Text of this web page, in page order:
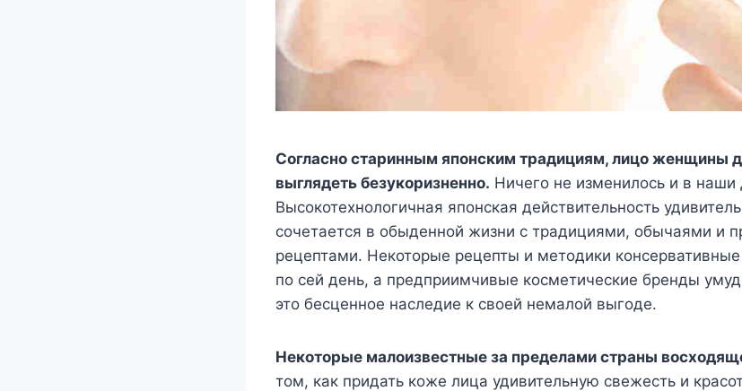
Согласно старинным японским традициям, лицо женщины
выглядеть безукоризненно. Ничего не изменилось и в наши
Высокотехнологичная японская действительность
сочетается в обыденной жизни с традициями, обычаями и
рецептами. Некоторые рецепты и методики
по сей день, а предприимчивые косметические бренды
это бесценное наследие к своей немалой выгоде.
Некоторые малоизвестные за пределами страны
том, как придать коже лица удивительную свежесть и